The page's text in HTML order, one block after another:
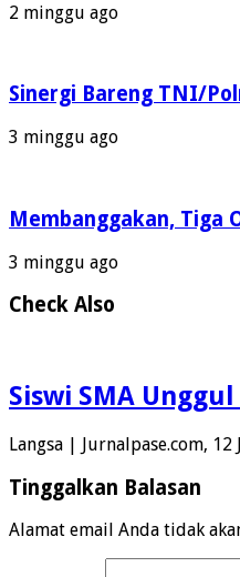
2 minggu ago
Sinergi Bareng TNI/
3 minggu ago
Membanggakan, Tiga
3 minggu ago
Check Also
Siswi SMA
Langsa | Jurnalpase.com,
Tinggalkan Balasan
Alamat email Anda tidak